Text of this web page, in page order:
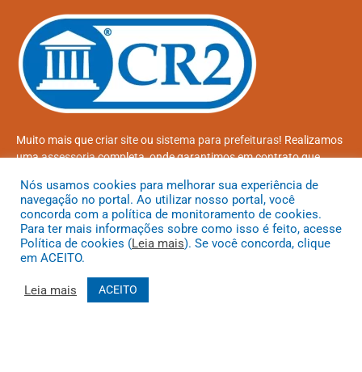
Muito mais quecriar siteou sistema para prefeituras! Realizamos
umaassessoriacompleta, onde garantimos em contrato que
atendidas.
Conheça oPNTPe oRadar da Transparência Pública
Todos os direitos reservados a Prefeitura Municipal de Coroatá
Nós usamos cookies para melhorar sua experiência de
navegação no portal. Ao utilizar nosso portal, você
concorda com a política de monitoramento de cookies.
Para ter mais informações sobre como isso é feito, acesse
Política de cookies (Leia mais). Se você concorda, clique
em ACEITO.
Leia mais ACEITO